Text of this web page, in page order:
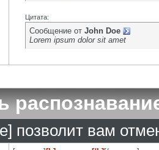
Цитата:
Сообщение от John Doe
Lorem ipsum dolor sit amet
позволит вам